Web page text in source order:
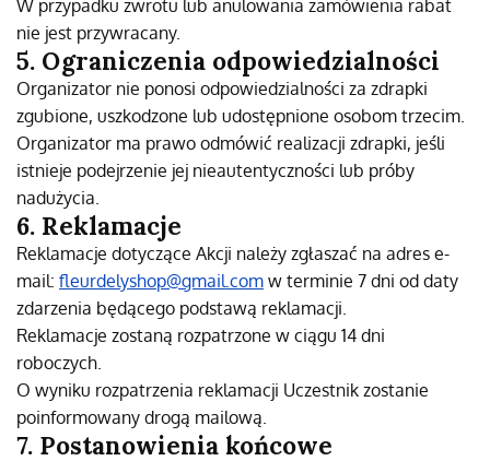
W przypadku zwrotu lub anulowania zamówienia rabat
nie jest przywracany.
5. Ograniczenia odpowiedzialności
Organizator nie ponosi odpowiedzialności za zdrapki
zgubione, uszkodzone lub udostępnione osobom trzecim.
Organizator ma prawo odmówić realizacji zdrapki, jeśli
istnieje podejrzenie jej nieautentyczności lub próby
nadużycia.
6. Reklamacje
Reklamacje dotyczące Akcji należy zgłaszać na adres e-
mail: fleurdelyshop@gmail.com w terminie 7 dni od daty
zdarzenia będącego podstawą reklamacji.
Reklamacje zostaną rozpatrzone w ciągu 14 dni
roboczych.
O wyniku rozpatrzenia reklamacji Uczestnik zostanie
poinformowany drogą mailową.
7. Postanowienia końcowe